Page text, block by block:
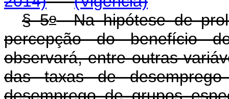
§ 5oNa hipótese de
percepção do benefício
observará, entre outras
das taxas de